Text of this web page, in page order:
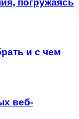
погружаясь
и с чем
веб-